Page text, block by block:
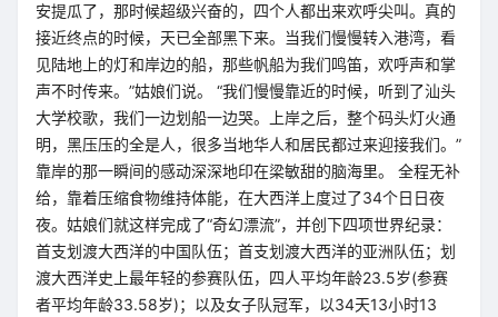
安提瓜了，那时候超级兴奋的，四个人都出来欢呼尖叫。真的
接近终点的时候，天已全部黑下来。当我们慢慢转入港湾，看
见陆地上的灯和岸边的船，那些帆船为我们鸣笛，欢呼声和掌
声不时传来。”姑娘们说。 “我们慢慢靠近的时候，听到了汕头
大学校歌，我们一边划船一边哭。上岸之后，整个码头灯火通
明，黑压压的全是人，很多当地华人和居民都过来迎接我们。”
靠岸的那一瞬间的感动深深地印在梁敏甜的脑海里。 全程无补
给，靠着压缩食物维持体能，在大西洋上度过了34个日日夜
夜。姑娘们就这样完成了“奇幻漂流”，并创下四项世界纪录：
首支划渡大西洋的中国队伍；首支划渡大西洋的亚洲队伍；划
渡大西洋史上最年轻的参赛队伍，四人平均年龄23.5岁(参赛
者平均年龄33.58岁)；以及女子队冠军，以34天13小时13